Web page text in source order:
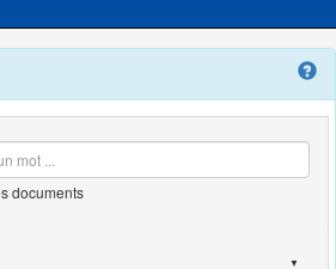
documents